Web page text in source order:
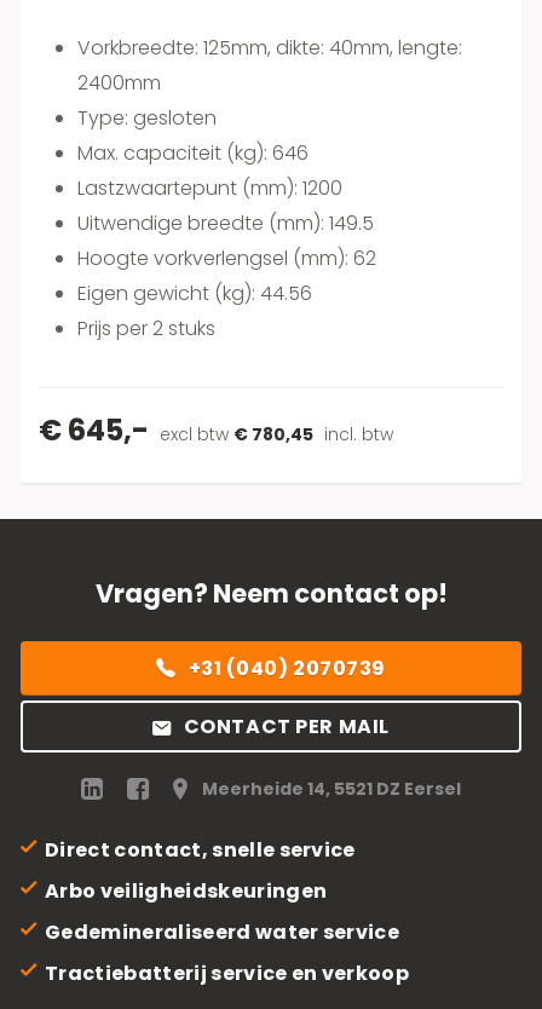
Vorkbreedte: 125mm, dikte: 40mm, lengte:
2400mm
Type: gesloten
Max. capaciteit (kg): 646
Lastzwaartepunt (mm): 1200
Uitwendige breedte (mm): 149.5
Hoogte vorkverlengsel (mm): 62
Eigen gewicht (kg): 44.56
Prijs per 2 stuks
€ 645,- excl btw € 780,45 incl. btw
Vragen? Neem contact op!
+31 (040) 2070739
CONTACT PER MAIL
Meerheide 14, 5521 DZ Eersel
Direct contact, snelle service
Arbo veiligheidskeuringen
Gedemineraliseerd water service
Tractiebatterij service en verkoop